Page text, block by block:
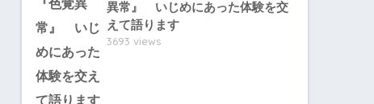
異常』 いじめにあった体験を交
えて語ります
3693 views